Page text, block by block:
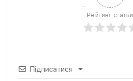
Рейтинг статьи
Підписатися